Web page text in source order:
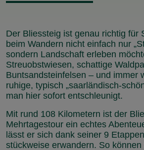
Der Bliessteig ist genau richtig für
beim Wandern nicht einfach nur
sondern Landschaft erleben
Streuobstwiesen, schattige
Buntsandsteinfelsen – und immer
ruhige, typisch „saarländisch-
man hier sofort entschleunigt.
Mit rund 108 Kilometern ist der
Mehrtagestour ein echtes
lässt er sich dank seiner 9
stückweise erwandern. So können